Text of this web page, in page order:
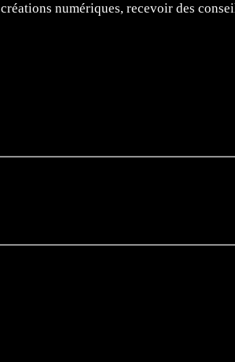
numériques, recevoir des